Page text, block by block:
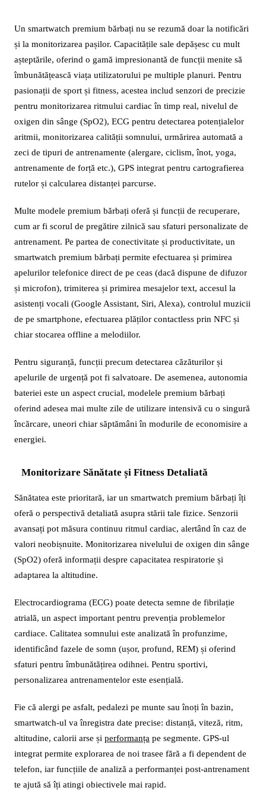
Un smartwatch premium bărbați nu se rezumă doar la notificări
și la monitorizarea pașilor. Capacitățile sale depășesc cu mult
așteptările, oferind o gamă impresionantă de funcții menite să
îmbunătățească viața utilizatorului pe multiple planuri. Pentru
pasionații de sport și fitness, acestea includ senzori de precizie
pentru monitorizarea ritmului cardiac în timp real, nivelul de
oxigen din sânge (SpO2), ECG pentru detectarea potențialelor
aritmii, monitorizarea calității somnului, urmărirea automată a
zeci de tipuri de antrenamente (alergare, ciclism, înot, yoga,
antrenamente de forță etc.), GPS integrat pentru cartografierea
rutelor și calcularea distanței parcurse.
Multe modele premium bărbați oferă și funcții de recuperare,
cum ar fi scorul de pregătire zilnică sau sfaturi personalizate de
antrenament. Pe partea de conectivitate și productivitate, un
smartwatch premium bărbați permite efectuarea și primirea
apelurilor telefonice direct de pe ceas (dacă dispune de difuzor
și microfon), trimiterea și primirea mesajelor text, accesul la
asistenți vocali (Google Assistant, Siri, Alexa), controlul muzicii
de pe smartphone, efectuarea plăților contactless prin NFC și
chiar stocarea offline a melodiilor.
Pentru siguranță, funcții precum detectarea căzăturilor și
apelurile de urgență pot fi salvatoare. De asemenea, autonomia
bateriei este un aspect crucial, modelele premium bărbați
oferind adesea mai multe zile de utilizare intensivă cu o singură
încărcare, uneori chiar săptămâni în modurile de economisire a
energiei.
Monitorizare Sănătate și Fitness Detaliată
Sănătatea este prioritară, iar un smartwatch premium bărbați îți
oferă o perspectivă detaliată asupra stării tale fizice. Senzorii
avansați pot măsura continuu ritmul cardiac, alertând în caz de
valori neobișnuite. Monitorizarea nivelului de oxigen din sânge
(SpO2) oferă informații despre capacitatea respiratorie și
adaptarea la altitudine.
Electrocardiograma (ECG) poate detecta semne de fibrilație
atrială, un aspect important pentru prevenția problemelor
cardiace. Calitatea somnului este analizată în profunzime,
identificând fazele de somn (ușor, profund, REM) și oferind
sfaturi pentru îmbunătățirea odihnei. Pentru sportivi,
personalizarea antrenamentelor este esențială.
Fie că alergi pe asfalt, pedalezi pe munte sau înoți în bazin,
smartwatch-ul va înregistra date precise: distanță, viteză, ritm,
altitudine, calorii arse și performanța pe segmente. GPS-ul
integrat permite explorarea de noi trasee fără a fi dependent de
telefon, iar funcțiile de analiză a performanței post-antrenament
te ajută să îți atingi obiectivele mai rapid.